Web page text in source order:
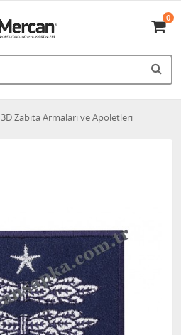
0
3D Zabıta Armaları ve Apoletleri